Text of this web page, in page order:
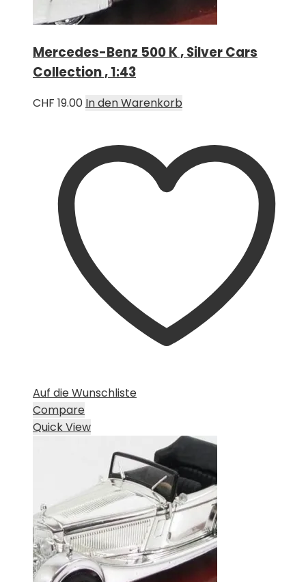
Mercedes-Benz 500 K , Silver Cars
Collection , 1:43
CHF 19.00 In den Warenkorb
Auf die Wunschliste
Compare
Quick View